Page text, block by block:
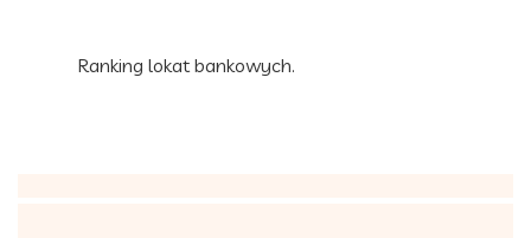
Ranking lokat bankowych.